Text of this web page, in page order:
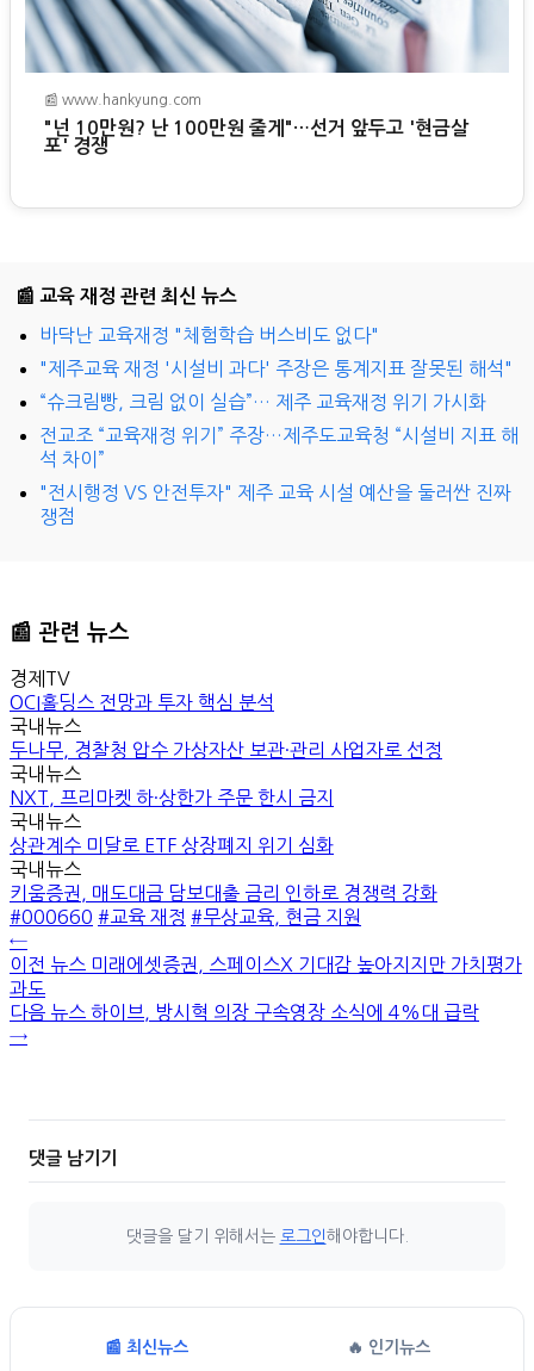
📰 www.hankyung.com
"넌 10만원? 난 100만원 줄게"…선거 앞두고 '현금살
포' 경쟁
📰 교육 재정 관련 최신 뉴스
바닥난 교육재정 "체험학습 버스비도 없다"
"제주교육 재정 '시설비 과다' 주장은 통계지표 잘못된 해석"
“슈크림빵, 크림 없이 실습”… 제주 교육재정 위기 가시화
전교조 “교육재정 위기” 주장…제주도교육청 “시설비 지표 해
석 차이”
"전시행정 VS 안전투자" 제주 교육 시설 예산을 둘러싼 진짜
쟁점
📰 관련 뉴스
경제TV
OCI홀딩스 전망과 투자 핵심 분석
국내뉴스
두나무, 경찰청 압수 가상자산 보관·관리 사업자로 선정
국내뉴스
NXT, 프리마켓 하·상한가 주문 한시 금지
국내뉴스
상관계수 미달로 ETF 상장폐지 위기 심화
국내뉴스
키움증권, 매도대금 담보대출 금리 인하로 경쟁력 강화
#000660 #교육 재정 #무상교육, 현금 지원
←
이전 뉴스 미래에셋증권, 스페이스X 기대감 높아지지만 가치평가
과도
다음 뉴스 하이브, 방시혁 의장 구속영장 소식에 4%대 급락
→
댓글 남기기
댓글을 달기 위해서는 로그인해야합니다.
📰 최신뉴스 🔥 인기뉴스